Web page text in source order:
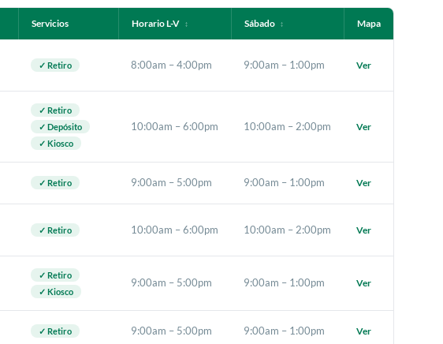
Servicios Horario L-V ↕ Sábado ↕ Mapa
✓ Retiro 8:00am – 4:00pm 9:00am – 1:00pm Ver
✓ Retiro
✓ Depósito
✓ Kiosco
10:00am – 6:00pm 10:00am – 2:00pm Ver
✓ Retiro 9:00am – 5:00pm 9:00am – 1:00pm Ver
✓ Retiro 10:00am – 6:00pm 10:00am – 2:00pm Ver
✓ Retiro
✓ Kiosco
9:00am – 5:00pm 9:00am – 1:00pm Ver
✓ Retiro 9:00am – 5:00pm 9:00am – 1:00pm Ver